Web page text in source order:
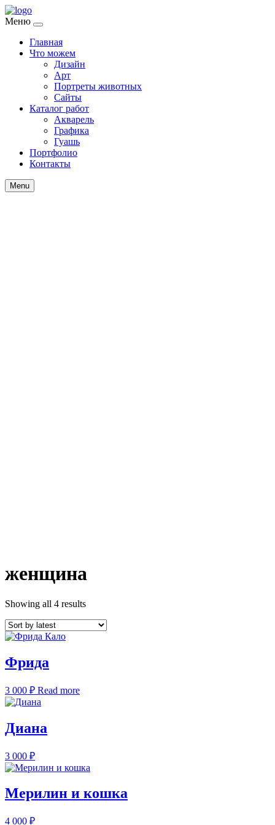
Меню
Главная
Что можем
Дизайн
Арт
Портреты животных
Сайты
Каталог работ
Акварель
Графика
Гуашь
Портфолио
Контакты
Menu
женщина
Showing all 4 results
Фрида
3 000 ₽ Read more
Диана
3 000 ₽
Мерилин и кошка
4 000 ₽